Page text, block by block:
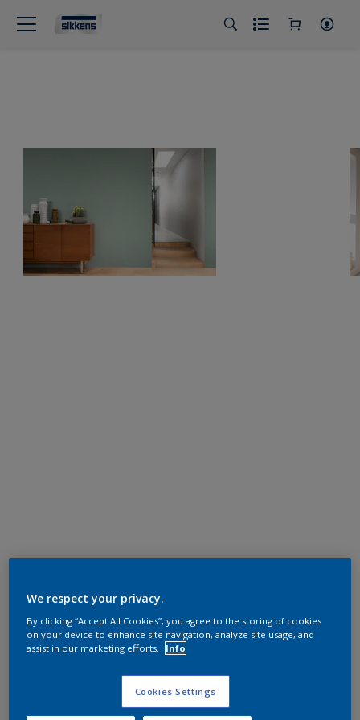
We respect your privacy.
By clicking “Accept All Cookies”, you agree to the storing of cookies
on your device to enhance site navigation, analyze site usage, and
assist in our marketing efforts.
Info
Cookies Settings